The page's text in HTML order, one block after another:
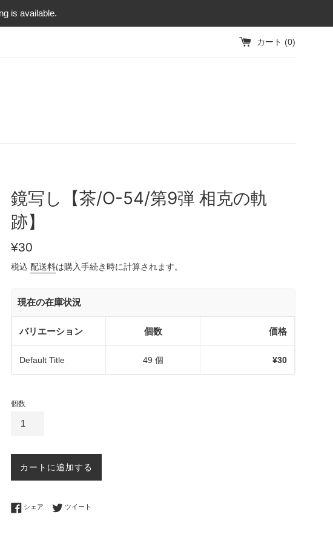
is available.
カート (0)
鏡写し【茶/O-54/第9弾 相克の軌
跡】
通
価
¥30
税込 配送料は購入手続き時に計算されます。
現在の在庫状況
バリエーション 個数 価格
Default Title 49 個 ¥30
個数
カートに追加する
シェア Facebookでシェアする
ツイート